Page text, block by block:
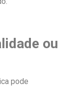
ou
pode